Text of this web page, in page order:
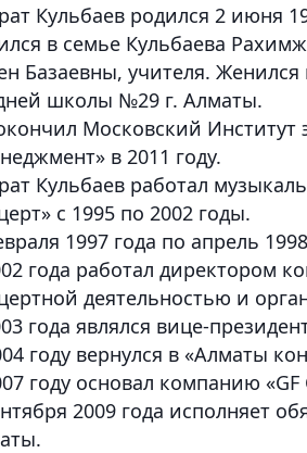
Кульбаев родился 2 июня
в семье Кульбаева
Базаевны, учителя. Женился
школы №29 г. Алматы.
Московский Институт
в 2011 году.
Кульбаев работал
с 1995 по 2002 годы.
1997 года по апрель
года работал директором
деятельностью и
года являлся вице-
году вернулся в «Алматы
году основал компанию
2009 года исполняет